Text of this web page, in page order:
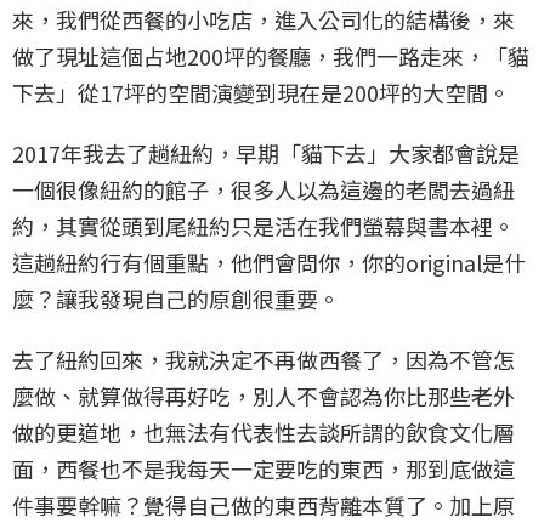
來，我們從西餐的小吃店，進入公司化的結構後，來
做了現址這個占地200坪的餐廳，我們一路走來，「貓
下去」從17坪的空間演變到現在是200坪的大空間。
2017年我去了趟紐約，早期「貓下去」大家都會說是
一個很像紐約的館子，很多人以為這邊的老闆去過紐
約，其實從頭到尾紐約只是活在我們螢幕與書本裡。
這趟紐約行有個重點，他們會問你，你的original是什
麼？讓我發現自己的原創很重要。
去了紐約回來，我就決定不再做西餐了，因為不管怎
麼做、就算做得再好吃，別人不會認為你比那些老外
做的更道地，也無法有代表性去談所謂的飲食文化層
面，西餐也不是我每天一定要吃的東西，那到底做這
件事要幹嘛？覺得自己做的東西背離本質了。加上原